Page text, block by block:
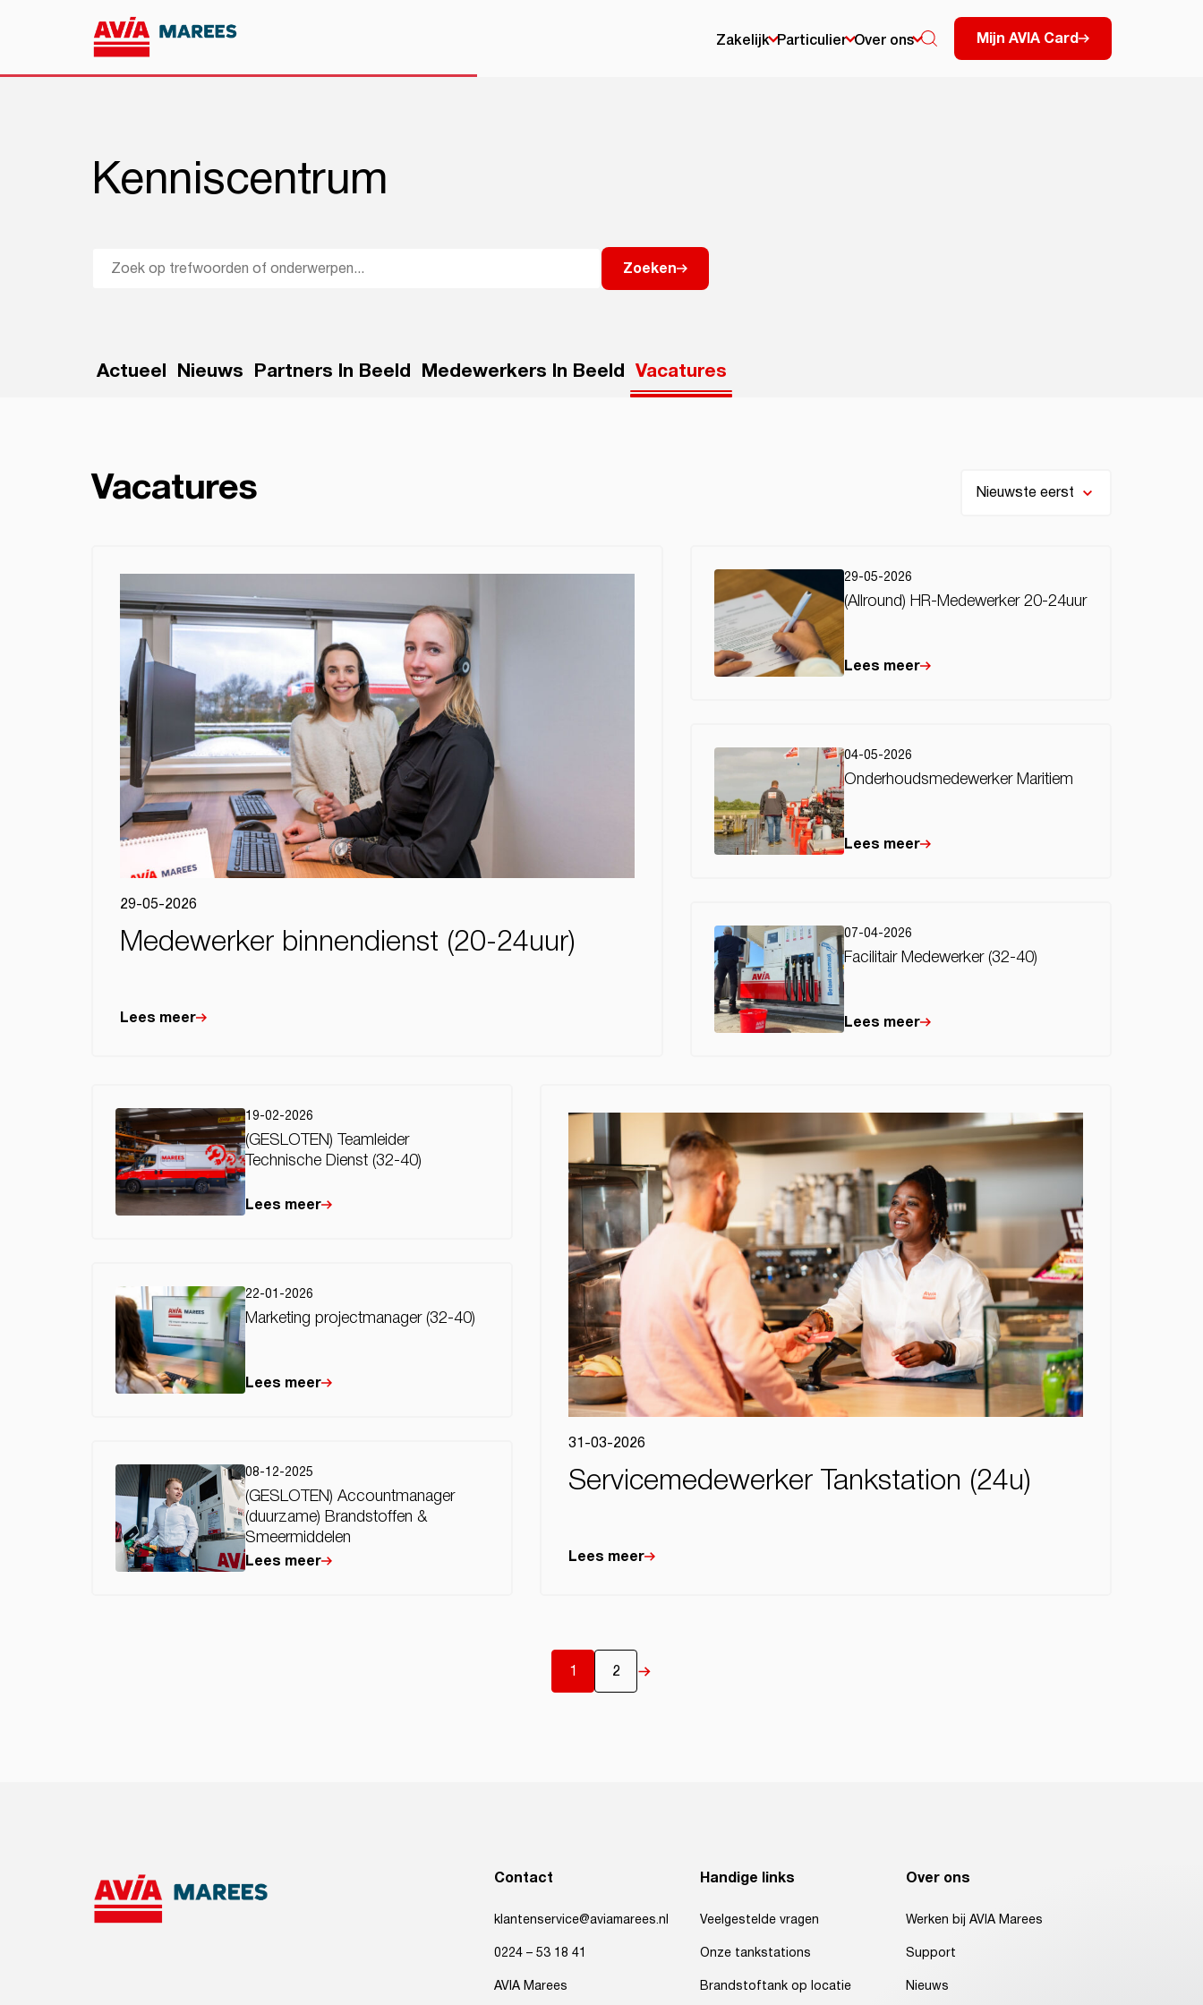
Zakelijk Particulier Over ons Mijn AVIA Card
Kenniscentrum
Zoeken
Actueel Nieuws Partners In Beeld Medewerkers In Beeld Vacatures
Vacatures
29-05-2026
Medewerker binnendienst (20-24uur)
Lees meer
29-05-2026
(Allround) HR-Medewerker 20-24uur
Lees meer
04-05-2026
Onderhoudsmedewerker Maritiem
Lees meer
07-04-2026
Facilitair Medewerker (32-40)
Lees meer
31-03-2026
Servicemedewerker Tankstation (24u)
Lees meer
19-02-2026
(GESLOTEN) Teamleider
Technische Dienst (32-40)
Lees meer
22-01-2026
Marketing projectmanager (32-40)
Lees meer
08-12-2025
(GESLOTEN) Accountmanager
(duurzame) Brandstoffen &
Smeermiddelen
Lees meer
1 2
Contact
klantenservice@aviamarees.nl
0224 – 53 18 41
AVIA Marees
Handige links
Veelgestelde vragen
Onze tankstations
Brandstoftank op locatie
Over ons
Werken bij AVIA Marees
Support
Nieuws